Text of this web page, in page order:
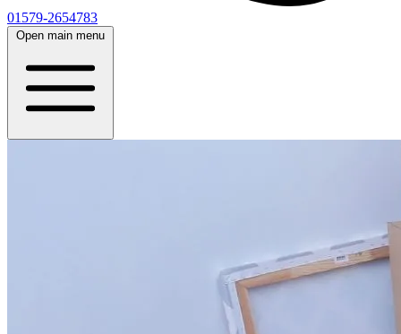
01579-2654783
Open main menu